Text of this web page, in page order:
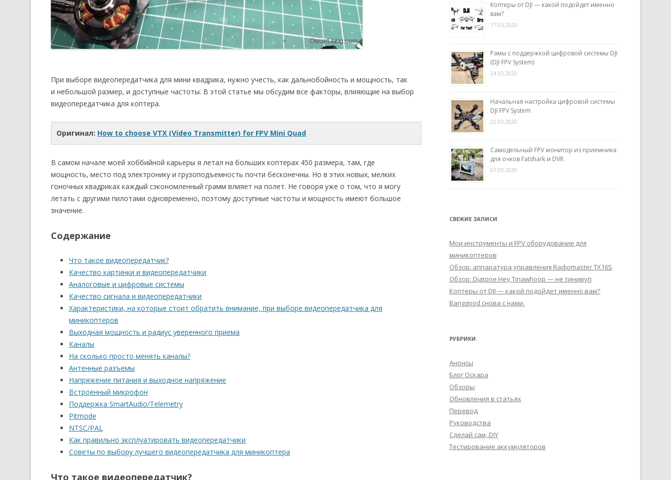
При выборе видеопередатчика для мини квадрика, нужно учесть, как дальнобойность и мощность, так
и небольшой размер, и доступные частоты. В этой статье мы обсудим все факторы, влияющие на выбор
видеопередатчика для коптера.
Оригинал: How to choose VTX (Video Transmitter) for FPV Mini Quad
В самом начале моей хоббийной карьеры я летал на больших коптерах 450 размера, там, где
мощность, место под электронику и грузоподъемность почти бесконечны. Но в этих новых, мелких
гоночных квадриках каждый сэкономленный грамм влияет на полет. Не говоря уже о том, что я могу
летать с другими пилотами одновременно, поэтому доступные частоты и мощность имеют большое
значение.
Содержание
Что такое видеопередатчик?
Качество картинки и видеопередатчики
Аналоговые и цифровые системы
Качество сигнала и видеопередатчики
Характеристики, на которые стоит обратить внимание, при выборе видеопередатчика для
миникоптеров
Выходная мощность и радиус уверенного приема
Каналы
На сколько просто менять каналы?
Антенные разъемы
Напряжение питания и выходное напряжение
Встроенный микрофон
Поддержка SmartAudio/Telemetry
Pitmode
NTSC/PAL
Как правильно эксплуатировать видеопередатчики
Советы по выбору лучшего видеопередатчика для миникоптера
Что такое видеопередатчик?
Коптеры от DJI — какой подойдет именно
вам?
17.05.2020
Рамы с поддержкой цифровой системы DJI
(DJI FPV System)
24.03.2020
Начальная настройка цифровой системы
DJI FPV System
22.03.2020
Самодельный FPV монитор из приемника
для очков Fatshark и DVR
07.03.2020
СВЕЖИЕ ЗАПИСИ
Мои инструменты и FPV оборудование для
миникоптеров
Обзор: аппаратура управления Radiomaster TX16S
Обзор: Diatone Hey Tinawhoop — не тинивуп
Коптеры от DJI — какой подойдет именно вам?
Banggood снова с нами.
РУБРИКИ
Анонсы
Блог Оскара
Обзоры
Обновления в статьях
Перевод
Руководства
Сделай сам, DIY
Тестирование аккумуляторов